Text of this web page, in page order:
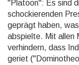
"Platoon": Es sind
schockierenden
geprägt haben,
abspielte. Mit allen
verhindern, dass
geriet